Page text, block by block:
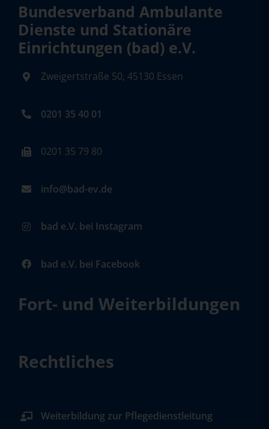
Bundesverband Ambulante
Dienste und Stationäre
Einrichtungen (bad) e.V.
Zweigertstraße 50, 45130 Essen
0201 35 40 01
0201 35 79 80
info@bad-ev.de
bad e.V. bei Instagram
bad e.V. bei Facebook
Fort- und Weiterbildungen
Rechtliches
Weiterbildung zur Pflegedienstleitung